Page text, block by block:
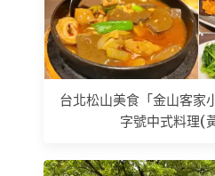
台北松山美食「金山客家
字號中式料理(